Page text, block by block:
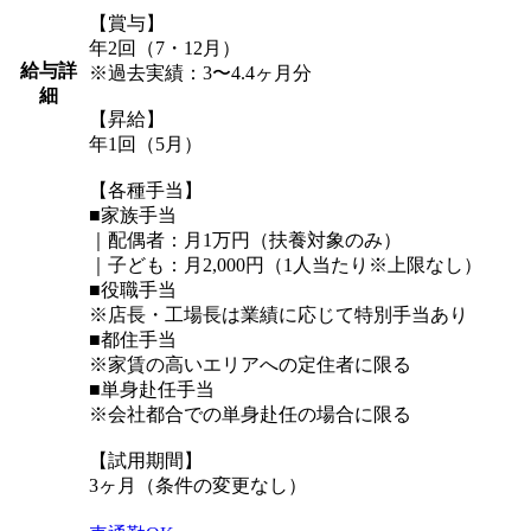
給与詳
細
【賞与】
年2回（7・12月）
※過去実績：3〜4.4ヶ月分
【昇給】
年1回（5月）
【各種手当】
■家族手当
｜配偶者：月1万円（扶養対象のみ）
｜子ども：月2,000円（1人当たり※上限なし）
■役職手当
※店長・工場長は業績に応じて特別手当あり
■都住手当
※家賃の高いエリアへの定住者に限る
■単身赴任手当
※会社都合での単身赴任の場合に限る
【試用期間】
3ヶ月（条件の変更なし）